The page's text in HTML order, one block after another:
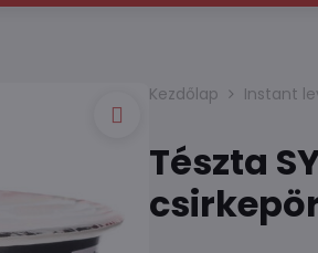
Kezdőlap Instant
Tészta